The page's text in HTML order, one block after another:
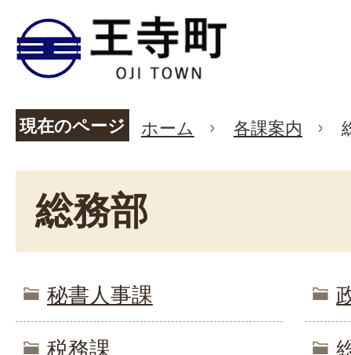
現在のページ ホーム 各課案内
総務部
秘書人事課
税務課